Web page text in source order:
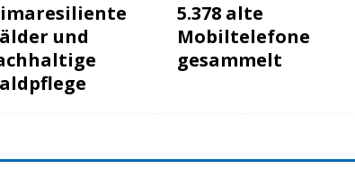
und
5.378 alte
Mobiltelefone
gesammelt